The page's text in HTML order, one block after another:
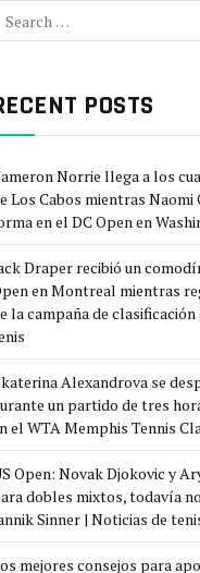
POSTS
Norrie llega a los
Los Cabos mientras Naomi
en el DC Open en
Draper recibió un
en Montreal mientras
la campaña de
Alexandrova se
un partido de tres
el WTA Memphis Tennis
Open: Novak Djokovic y
dobles mixtos, todavía
Sinner | Noticias de
mejores consejos para